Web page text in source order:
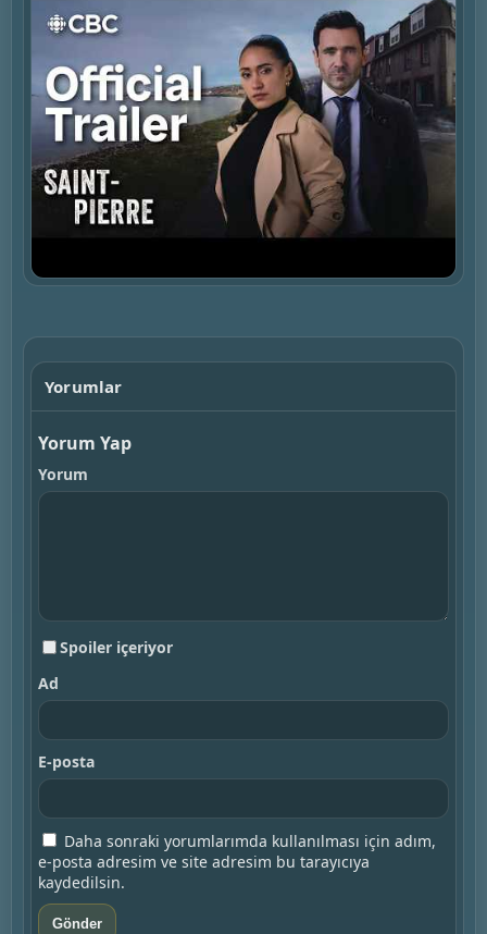
Yorumlar
Yorum Yap
Yorum
Spoiler içeriyor
Ad
E-posta
Daha sonraki yorumlarımda kullanılması için adım,
e-posta adresim ve site adresim bu tarayıcıya
kaydedilsin.